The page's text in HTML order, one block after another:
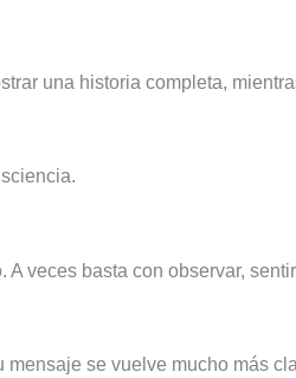
una historia completa,
veces basta con observar,
se vuelve mucho más